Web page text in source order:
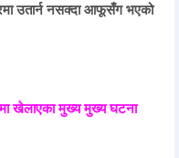
उतार्न नसक्दा आफूसँग भएको
खेलाएका मुख्य मुख्य घटना